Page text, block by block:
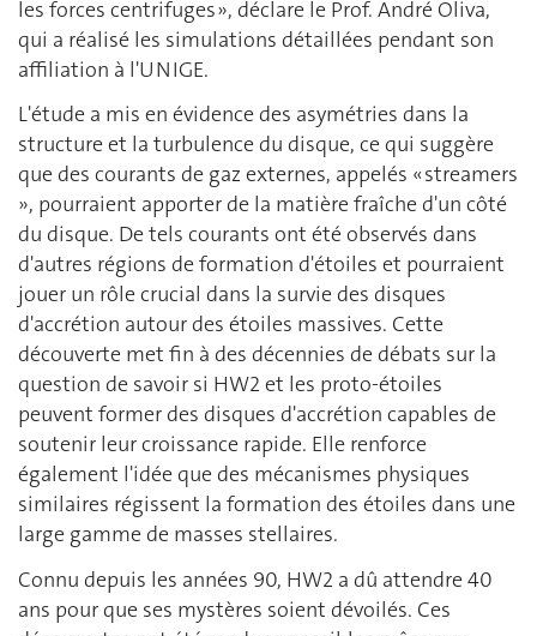
les forces centrifuges », déclare le Prof. André Oliva,
qui a réalisé les simulations détaillées pendant son
affiliation à l'UNIGE.
L'étude a mis en évidence des asymétries dans la
structure et la turbulence du disque, ce qui suggère
que des courants de gaz externes, appelés « streamers
», pourraient apporter de la matière fraîche d'un côté
du disque. De tels courants ont été observés dans
d'autres régions de formation d'étoiles et pourraient
jouer un rôle crucial dans la survie des disques
d'accrétion autour des étoiles massives. Cette
découverte met fin à des décennies de débats sur la
question de savoir si HW2 et les proto-étoiles
peuvent former des disques d'accrétion capables de
soutenir leur croissance rapide. Elle renforce
également l'idée que des mécanismes physiques
similaires régissent la formation des étoiles dans une
large gamme de masses stellaires.
Connu depuis les années 90, HW2 a dû attendre 40
ans pour que ses mystères soient dévoilés. Ces